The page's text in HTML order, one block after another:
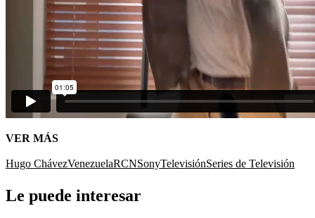
VER MÁS
Hugo ChávezVenezuelaRCNSonyTelevisiónSeries de Televisión
Le puede interesar